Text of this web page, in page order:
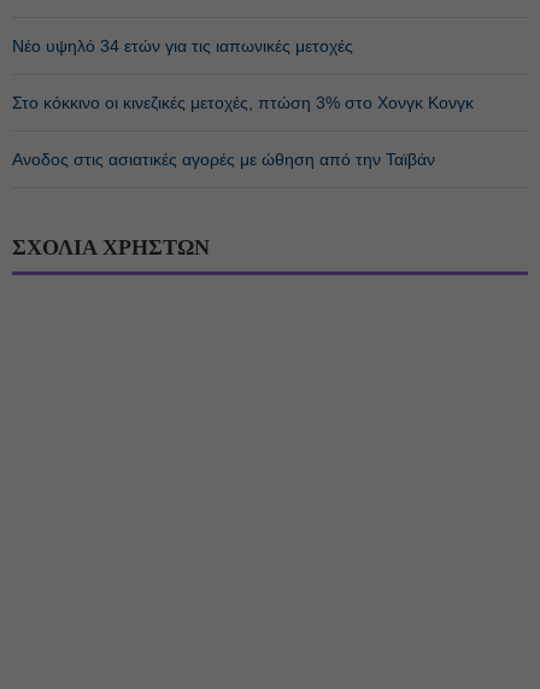
Νέο υψηλό 34 ετών για τις ιαπωνικές μετοχές
Στο κόκκινο οι κινεζικές μετοχές, πτώση 3% στο Χονγκ Κονγκ
Ανοδος στις ασιατικές αγορές με ώθηση από την Ταϊβάν
ΣΧΟΛΙΑ ΧΡΗΣΤΩΝ